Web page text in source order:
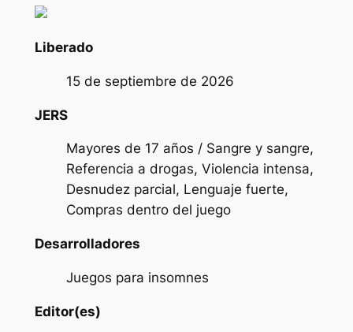
Liberado
15 de septiembre de 2026
JERS
Mayores de 17 años / Sangre y sangre,
Referencia a drogas, Violencia intensa,
Desnudez parcial, Lenguaje fuerte,
Compras dentro del juego
Desarrolladores
Juegos para insomnes
Editor(es)